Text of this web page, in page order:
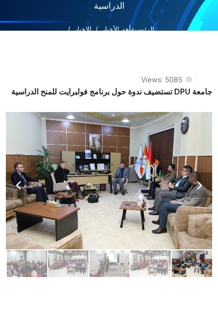
الدراسية
الرئيسيةأهم الأخبار
الاخبار
Views: 5085
جامعة DPU تستضيف ندوة حول برنامج فولبرايت للمنح الدراسية